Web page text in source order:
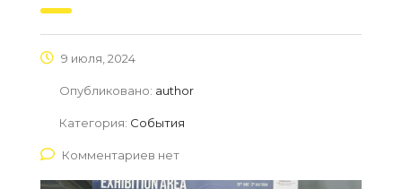
9 июля, 2024
Опубликовано: author
Категория: События
Комментариев нет